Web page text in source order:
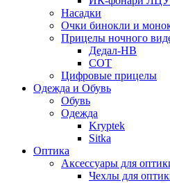
Насадки
Очки бинокли и
Прицелы ночного
Дедал-НВ
СОТ
Цифровые прицелы
Одежда и Обувь
Обувь
Одежда
Kryptek
Sitka
Оптика
Аксессуары для
Чехлы для